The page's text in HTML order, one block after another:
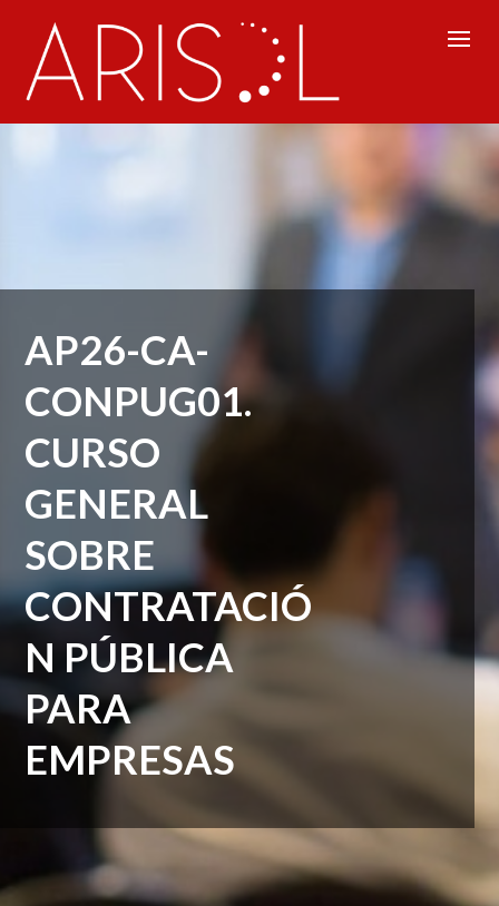
AP26-CA-
CONPUG01.
CURSO
GENERAL
SOBRE
CONTRATACIÓ
N PÚBLICA
PARA
EMPRESAS